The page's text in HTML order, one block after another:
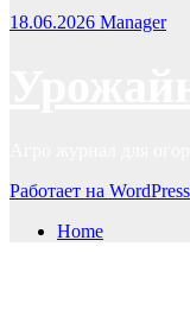
18.06.2026 Manager
Работает на WordPress
Home